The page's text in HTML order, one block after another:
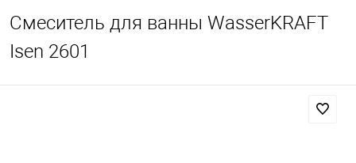
Смеситель для ванны WasserKRAFT
Isen 2601